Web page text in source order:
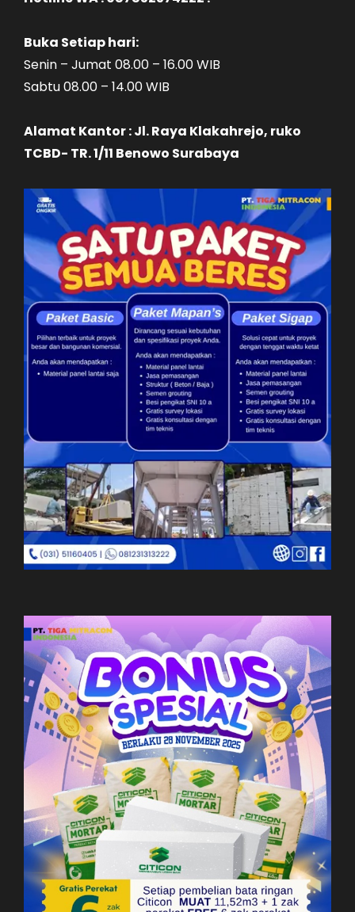
Buka Setiap hari:
Senin – Jumat 08.00 – 16.00 WIB
Sabtu 08.00 – 14.00 WIB
Alamat Kantor : Jl. Raya Klakahrejo, ruko
TCBD- TR. 1/11 Benowo Surabaya